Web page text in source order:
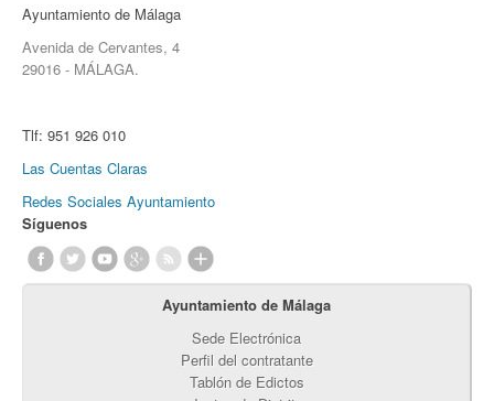
Ayuntamiento de Málaga
Avenida de Cervantes, 4
29016 - MÁLAGA.
Tlf: 951 926 010
Las Cuentas Claras
Redes Sociales Ayuntamiento
Síguenos
Ayuntamiento de Málaga
Sede Electrónica
Perfil del contratante
Tablón de Edictos